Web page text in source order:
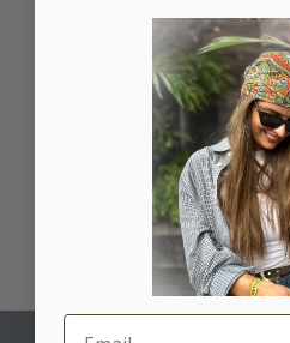
Dessverre ble det ikke
Email